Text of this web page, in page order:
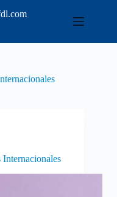
Internacionales